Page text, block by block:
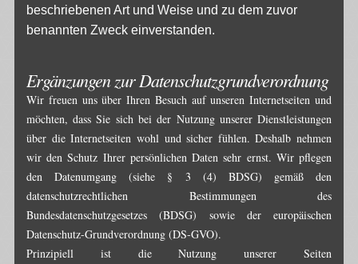
beschriebenen Art und Weise und zu dem zuvor
benannten Zweck einverstanden.
Ergänzungen zur Datenschutzgrundverordnung
Wir freuen uns über Ihren Besuch auf unseren Internetseiten und
möchten, dass Sie sich bei der Nutzung unserer Dienstleistungen
über die Internetseiten wohl und sicher fühlen. Deshalb nehmen
wir den Schutz Ihrer persönlichen Daten sehr ernst. Wir pflegen
den Datenumgang (siehe § 3 (4) BDSG) gemäß den
datenschutzrechtlichen Bestimmungen des
Bundesdatenschutzgesetzes (BDSG) sowie der europäischen
Datenschutz-Grundverordnung (DS-GVO).
Prinzipiell ist die Nutzung unserer Seiten